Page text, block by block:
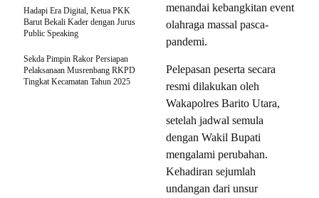
menandai kebangkitan event
olahraga massal pasca-
pandemi.
Pelepasan peserta secara
resmi dilakukan oleh
Wakapolres Barito Utara,
setelah jadwal semula
dengan Wakil Bupati
mengalami perubahan.
Kehadiran sejumlah
undangan dari unsur
Hadapi Era Digital, Ketua PKK
Barut Bekali Kader dengan Jurus
Public Speaking
Sekda Pimpin Rakor Persiapan
Pelaksanaan Musrenbang RKPD
Tingkat Kecamatan Tahun 2025